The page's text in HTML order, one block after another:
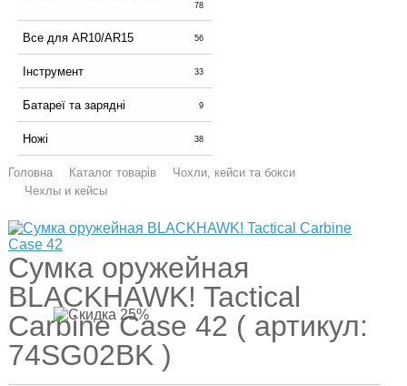
78
Все для AR10/AR15 56
Інструмент 33
Батареї та зарядні 9
Ножі 38
Головна Каталог товарів
Чохли, кейси та бокси
Чехлы и кейсы
Сумка оружейная
BLACKHAWK! Tactical
Carbine Case 42 ( артикул:
74SG02BK )